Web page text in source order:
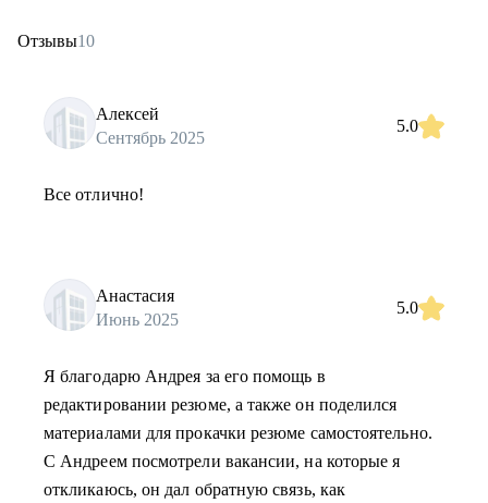
Отзывы10
Алексей
Сентябрь 2025
5.0
Все отлично!
Анастасия
Июнь 2025
5.0
Я благодарю Андрея за его помощь в
редактировании резюме, а также он поделился
материалами для прокачки резюме самостоятельно.
С Андреем посмотрели вакансии, на которые я
откликаюсь, он дал обратную связь, как